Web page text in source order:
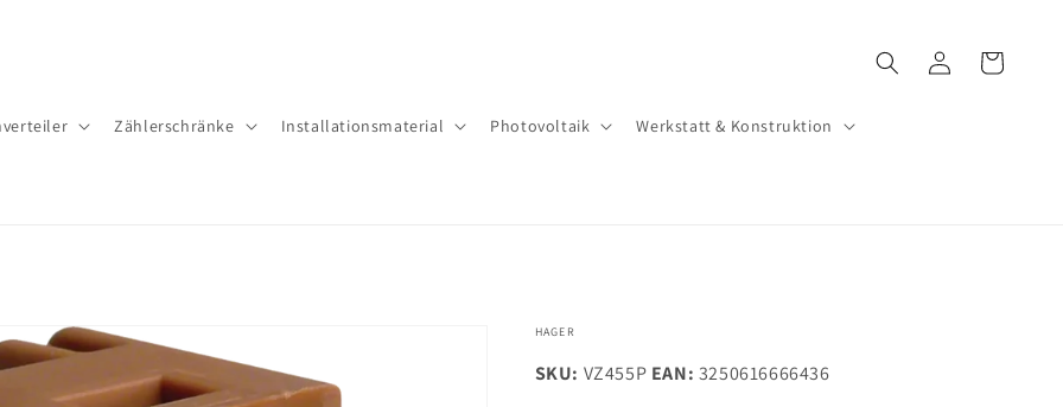
Zäh­ler­schrän­ke Installationsmaterial Photovoltaik Werkstatt & Konstruktion
EinloggenWarenkorb
HAGER
SKU: VZ455P EAN: 3250616666436